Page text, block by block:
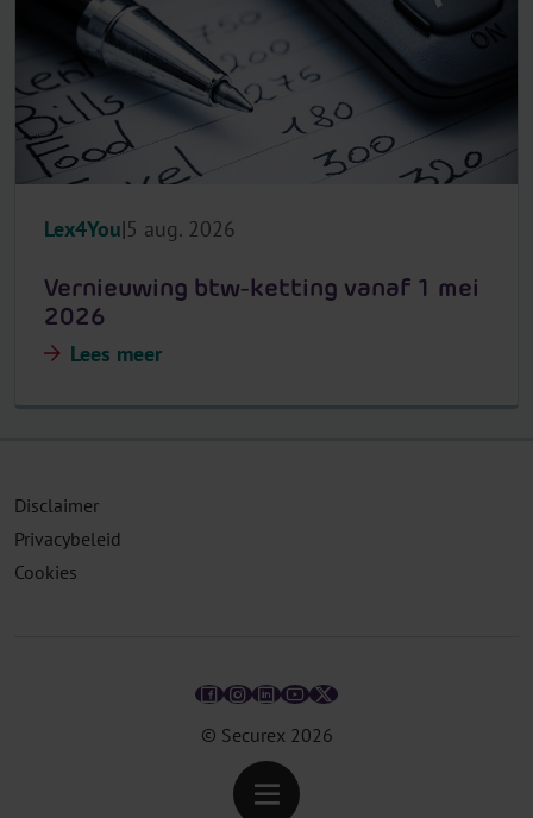
Lex4You 5 aug. 2026
Vernieuwing btw-ketting vanaf 1 mei
2026
Lees meer
© Securex 2026
Disclaimer
Privacybeleid
Cookies